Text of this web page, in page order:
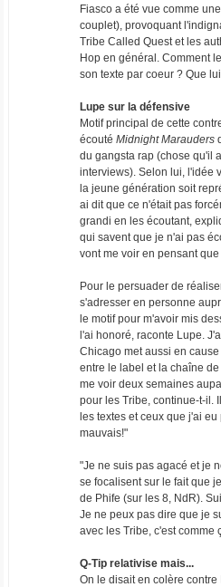
Fiasco a été vue comme
couplet), provoquant
Tribe Called Quest et les
Hop en général. Comment
son texte par coeur ? Que
Lupe sur la défensive
Motif principal de cette
écouté Midnight Marauders
du gangsta rap (chose qu'il
interviews). Selon lui, l'idée
la jeune génération soit
ai dit que ce n'était pas
grandi en les écoutant,
qui savent que je n'ai pas
vont me voir en pensant
Pour le persuader de
s'adresser en personne
le motif pour m'avoir mis
l'ai honoré, raconte Lupe.
Chicago met aussi en
entre le label et la chaîne
me voir deux semaines
pour les Tribe, continue-t-il.
les textes et ceux que j'ai
mauvais!"
"Je ne suis pas agacé et je
se focalisent sur le fait que
de Phife (sur les 8, NdR).
Je ne peux pas dire que je
avec les Tribe, c'est comme
Q-Tip relativise mais...
On le disait en colère contre